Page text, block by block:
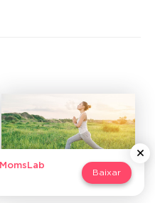
Preparação para a
MomsLab
Baixar